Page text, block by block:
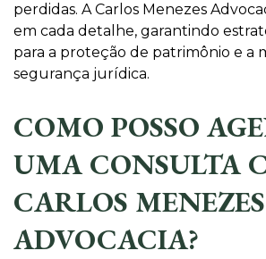
perdidas. A Carlos Menezes
em cada detalhe, garantindo
para a proteção de patrimônio e a
segurança jurídica.
COMO POSSO
UMA CONSULTA
CARLOS MENEZES
ADVOCACIA?